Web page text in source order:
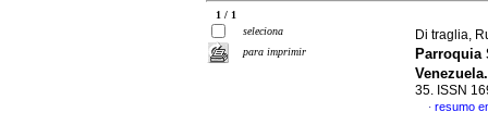
1 / 1
seleciona
para imprimir
Di traglia,
35. ISSN
· resumo